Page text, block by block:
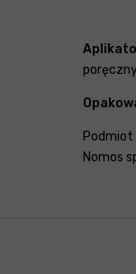
Podmiot
Nomos